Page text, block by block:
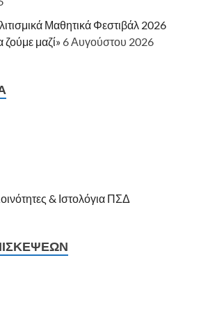
Μαθητικά Φεστιβάλ 2026
μαζί» 6 Αυγούστου 2026
& Ιστολόγια ΠΣΔ